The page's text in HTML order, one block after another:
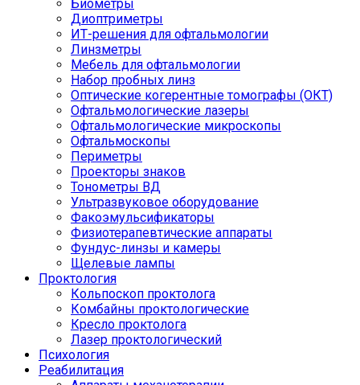
Биометры
Диоптриметры
ИТ-решения для офтальмологии
Линзметры
Мебель для офтальмологии
Набор пробных линз
Оптические когерентные томографы (ОКТ)
Офтальмологические лазеры
Офтальмологические микроскопы
Офтальмоскопы
Периметры
Проекторы знаков
Тонометры ВД
Ультразвуковое оборудование
Факоэмульсификаторы
Физиотерапевтические аппараты
Фундус-линзы и камеры
Щелевые лампы
Проктология
Кольпоскоп проктолога
Комбайны проктологические
Кресло проктолога
Лазер проктологический
Психология
Реабилитация